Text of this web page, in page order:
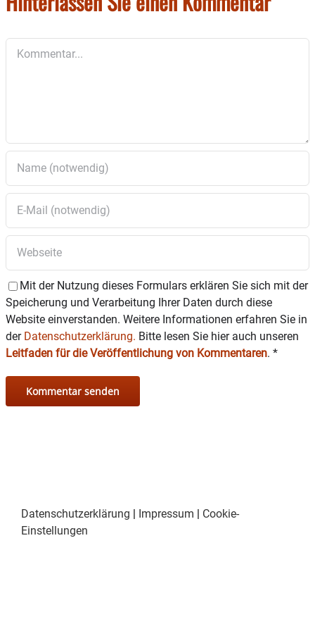
Verlosung gibt es schöne Preise zu gewinnen.
Mit der Nutzung dieses Formulars erklären Sie sich mit der
Speicherung und Verarbeitung Ihrer Daten durch diese
Website einverstanden. Weitere Informationen erfahren Sie in
der Datenschutzerklärung. Bitte lesen Sie hier auch unseren
Leitfaden für die Veröffentlichung von Kommentaren. *
Datenschutzerklärung | Impressum | Cookie-
Einstellungen